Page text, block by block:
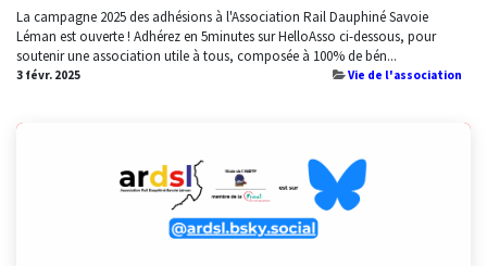
La campagne 2025 des adhésions à l'Association Rail Dauphiné Savoie
Léman est ouverte ! Adhérez en 5minutes sur HelloAsso ci-dessous, pour
soutenir une association utile à tous, composée à 100% de bén...
3 févr. 2025 Vie de l'association